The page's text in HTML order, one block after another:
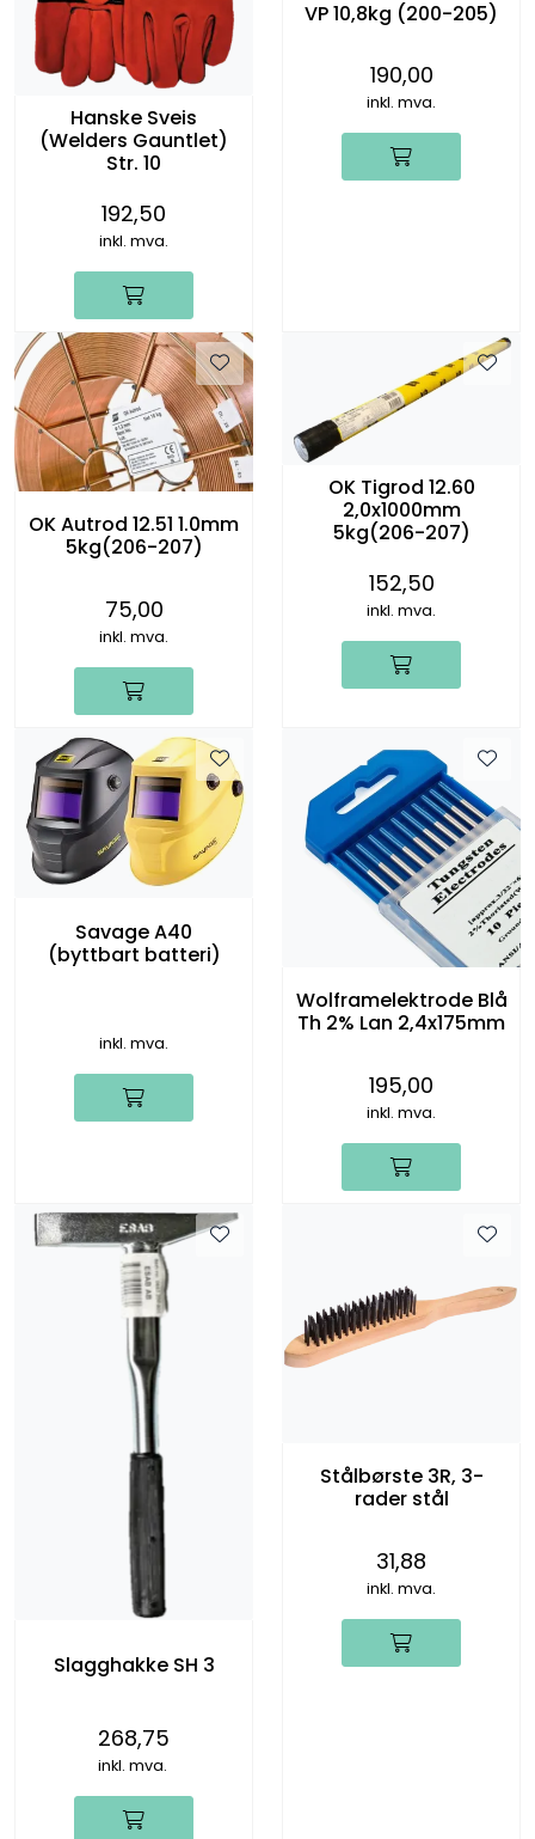
Hanske Sveis
(Welders Gauntlet)
Str. 10
192,50
inkl. mva.
VP 10,8kg (200-205)
190,00
inkl. mva.
OK Autrod 12.51 1.0mm
5kg(206-207)
75,00
inkl. mva.
OK Tigrod 12.60
2,0x1000mm
5kg(206-207)
152,50
inkl. mva.
Savage A40
(byttbart batteri)
inkl. mva.
Wolframelektrode Blå
Th 2% Lan 2,4x175mm
195,00
inkl. mva.
Slagghakke SH 3
268,75
inkl. mva.
Stålbørste 3R, 3-
rader stål
31,88
inkl. mva.